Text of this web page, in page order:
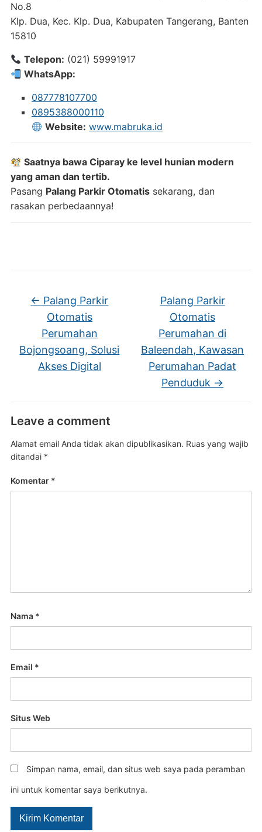
No.8
Klp. Dua, Kec. Klp. Dua, Kabupaten Tangerang, Banten
15810
Telepon: (021) 59991917
WhatsApp:
087778107700
0895388000110
Website: www.mabruka.id
Saatnya bawa Ciparay ke level hunian modern
yang aman dan tertib.
Pasang Palang Parkir Otomatissekarang, dan
rasakan perbedaannya!
← Palang Parkir
Otomatis
Perumahan
Bojongsoang, Solusi
Akses Digital
Palang Parkir
Otomatis
Perumahan di
Baleendah, Kawasan
Perumahan Padat
Penduduk →
Leave a comment
Alamat email Anda tidak akan dipublikasikan. Ruas yang wajib
ditandai *
Komentar *
Nama *
Email *
Situs Web
Simpan nama, email, dan situs web saya pada peramban
ini untuk komentar saya berikutnya.